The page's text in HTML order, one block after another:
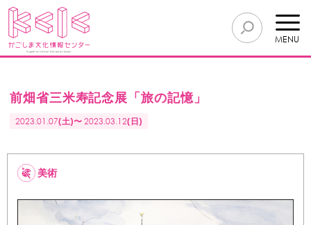
MENU
前畑省三米寿記念展「旅の記憶」
2023.01.07(土)〜2023.03.12(日)
美術